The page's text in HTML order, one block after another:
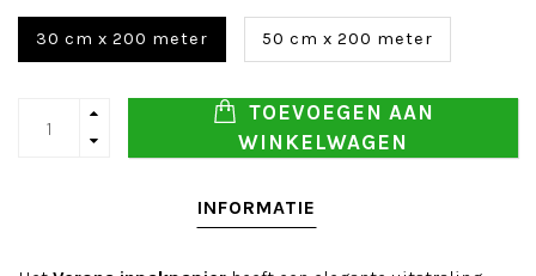
30 cm x 200 meter 50 cm x 200 meter
TOEVOEGEN AAN
WINKELWAGEN
INFORMATIE